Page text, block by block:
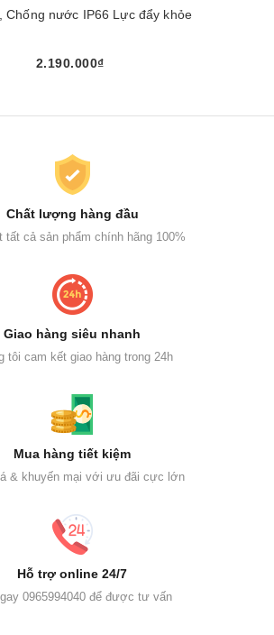
15mm/s, Chống nước IP66 Lực đẩy khỏe
2.190.000₫
Chất lượng hàng đầu
tất cả sản phẩm chính hãng 100%
Giao hàng siêu nhanh
tôi cam kết giao hàng trong 24h
Mua hàng tiết kiệm
& khuyến mại với ưu đãi cực lớn
Hỗ trợ online 24/7
0965994040 để được tư vấn